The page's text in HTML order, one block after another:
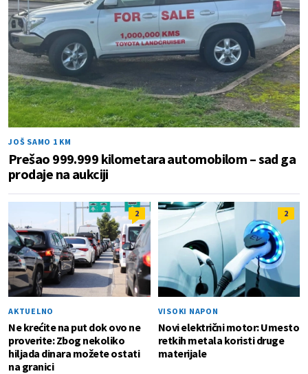
JOŠ SAMO 1 KM
Prešao 999.999 kilometara automobilom – sad ga
prodaje na aukciji
2
AKTUELNO
Ne krećite na put dok ovo ne
proverite: Zbog nekoliko
hiljada dinara možete ostati
na granici
2
VISOKI NAPON
Novi električni motor: Umesto
retkih metala koristi druge
materijale